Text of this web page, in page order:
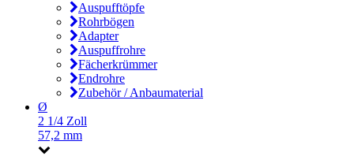
Auspufftöpfe
Rohrbögen
Adapter
Auspuffrohre
Fächerkrümmer
Endrohre
Zubehör / Anbaumaterial
Ø
2 1/4 Zoll
57,2 mm